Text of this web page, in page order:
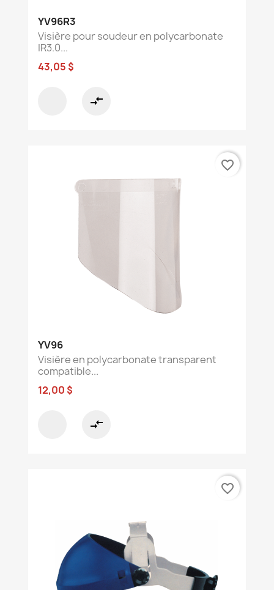
YV96R3
Visière pour soudeur en polycarbonate
IR3.0...
43,05 $
compare_arrows
YV96
Visière en polycarbonate transparent
compatible...
12,00 $
compare_arrows
favorite_border
favorite_border